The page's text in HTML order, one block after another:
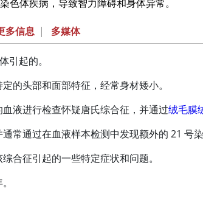
色体疾病，导致智力障碍和身体异常。
多信息 | 多媒体
引起的。
的头部和面部特征，经常身材矮小。
液进行检查怀疑唐氏综合征，并通过绒毛膜
常通过在血液样本检测中发现额外的 21 号染
合征引起的一些特定症状和问题。